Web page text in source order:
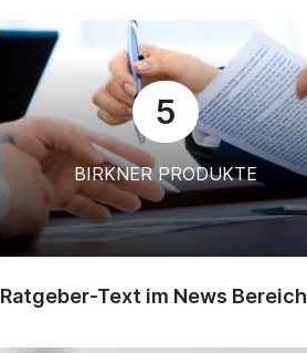
5
BIRKNER PRODUKTE
Ratgeber-Text im News Bereich